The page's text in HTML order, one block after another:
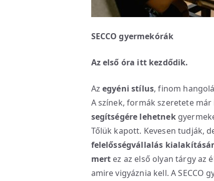
SECCO gyermekórák
Az első óra itt kezdődik.
Az egyéni stílus, finom
A színek, formák szeretete
segítségére lehetnek
Tőlük kapott. Kevesen tudják,
felelősségvállalás
mert ez az első olyan tárgy az
amire vigyáznia kell. A SECCO